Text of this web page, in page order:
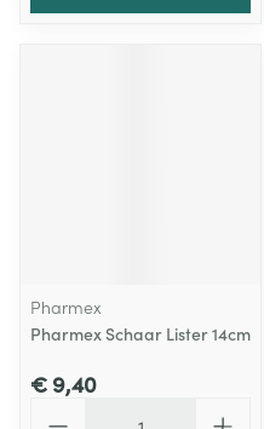
Pharmex
Pharmex Schaar Lister 14cm
€ 9,40